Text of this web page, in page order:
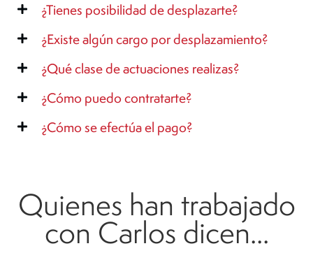
¿Tienes posibilidad de desplazarte?
¿Existe algún cargo por desplazamiento?
¿Qué clase de actuaciones realizas?
¿Cómo puedo contratarte?
¿Cómo se efectúa el pago?
Quienes han trabajado
con Carlos dicen...